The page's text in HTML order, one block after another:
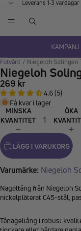
Leverans 1-3
HOPPA TILL
Fotvård / Niegeloh Solingen
Niegeloh
269 kr
4.6 (5)
Få kvar i lager
MINSKA
KVANTITET
ÖKA
LÄGG I VARUKORG
Varumärke: Niegeloh
Nageltång från Niegeloh
nickelpläterat C45-stål,
Tånageltång i robust